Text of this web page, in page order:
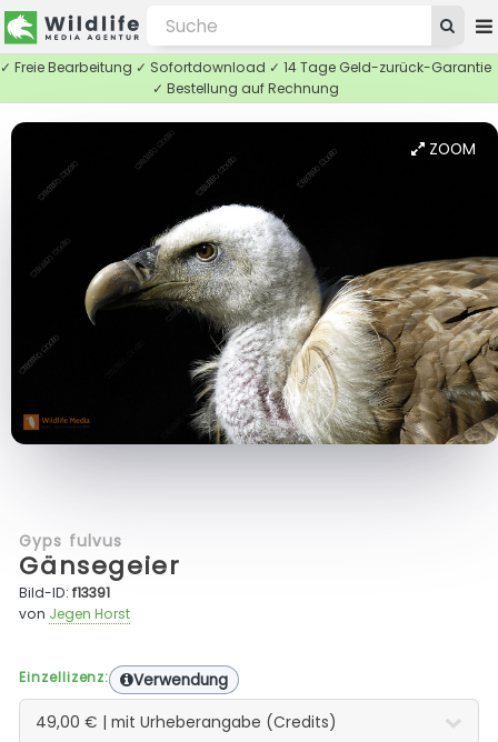
✓ Freie Bearbeitung ✓ Sofortdownload ✓ 14 Tage Geld-zurück-Garantie
✓ Bestellung auf Rechnung
ZOOM
Gyps fulvus
Gänsegeier
Bild-ID:f13391
von Jegen Horst
Einzellizenz: Verwendung